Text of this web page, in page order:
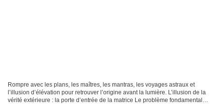
Rompre avec les plans, les maîtres, les mantras, les voyages astraux et
l’illusion d’élévation pour retrouver l’origine avant la lumière. L’illusion de la
vérité extérieure : la porte d’entrée de la matrice Le problème fondamental